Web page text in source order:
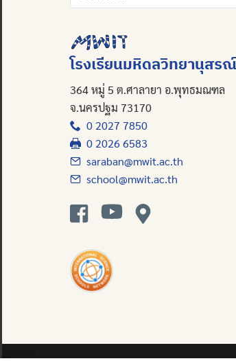
for:
โรงเรียนมหิดลวิทยานุสรณ์
364 หมู่ 5 ต.ศาลายา อ.พุทธมณฑล
จ.นครปฐม 73170
0 2027 7850
0 2026 6583
saraban@mwit.ac.th
school@mwit.ac.th